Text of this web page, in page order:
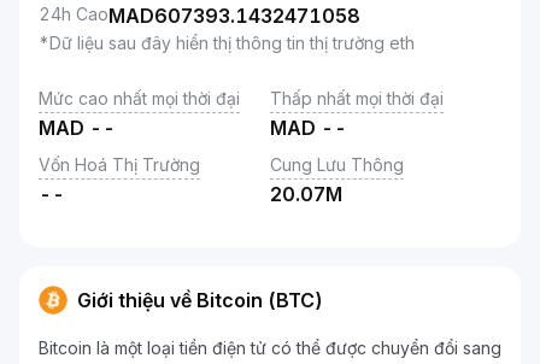
24h CaoMAD607393.1432471058
*Dữ liệu sau đây hiển thị thông tin thị trường eth
Mức cao nhất mọi thời đại
MAD --
Thấp nhất mọi thời đại
MAD --
Vốn Hoá Thị Trường
--
Cung Lưu Thông
20.07M
Giới thiệu về Bitcoin (BTC)
Bitcoin là một loại tiền điện tử có thể được chuyển đổi sang